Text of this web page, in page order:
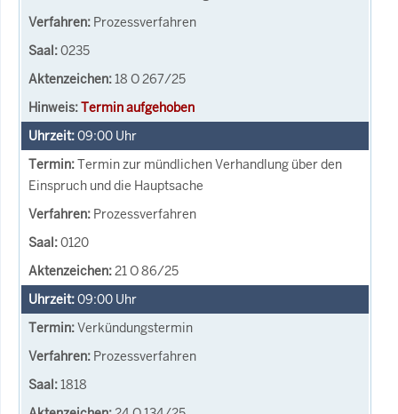
Prozessverfahren
0235
18 O 267/25
Termin aufgehoben
09:00 Uhr
Termin zur mündlichen Verhandlung über den
Einspruch und die Hauptsache
Prozessverfahren
0120
21 O 86/25
09:00 Uhr
Verkündungstermin
Prozessverfahren
1818